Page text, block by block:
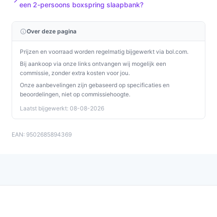
gewicht en de afmetingen.
Installatie & eerste gebruik
aansluiting van de tv-lift.
Twee concrete checks voor de handleiding/specs:
Controleer de maximale afmetingen en het
maximale gewicht van de televisie die de
ingebouwde lift kan dragen.
een 2-persoons boxspring slaapbank?
Over deze pagina
Prijzen en voorraad worden regelmatig bijgewerkt via bol.com.
Bij aankoop via onze links ontvangen wij mogelijk een
commissie, zonder extra kosten voor jou.
Onze aanbevelingen zijn gebaseerd op specificaties en
beoordelingen, niet op commissiehoogte.
Laatst bijgewerkt: 08-08-2026
EAN: 9502685894369